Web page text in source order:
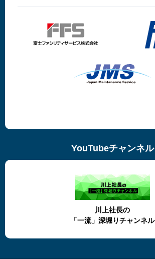
YouTubeチャンネル
川上社長の
「一流」深堀りチャンネル